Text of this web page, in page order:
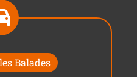
Balades